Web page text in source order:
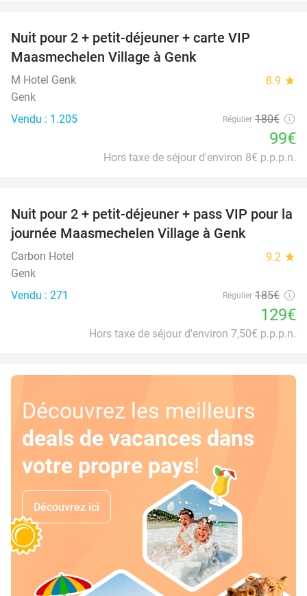
Nuit pour 2 + petit-déjeuner + carte VIP
Maasmechelen Village à Genk
M Hotel Genk 8.9 star
Genk
Vendu : 1.205
Régulier 180€
99€
Hors taxe de séjour d'environ 8€ p.p.p.n.
30%
Nuit pour 2 + petit-déjeuner + pass VIP pour la
journée Maasmechelen Village à Genk
Carbon Hotel 9.2 star
Genk
Vendu : 271
Régulier 185€
129€
Hors taxe de séjour d'environ 7,50€ p.p.p.n.
Découvrez les meilleurs
deals de vacances dans
votre propre pays!
Découvrez ici